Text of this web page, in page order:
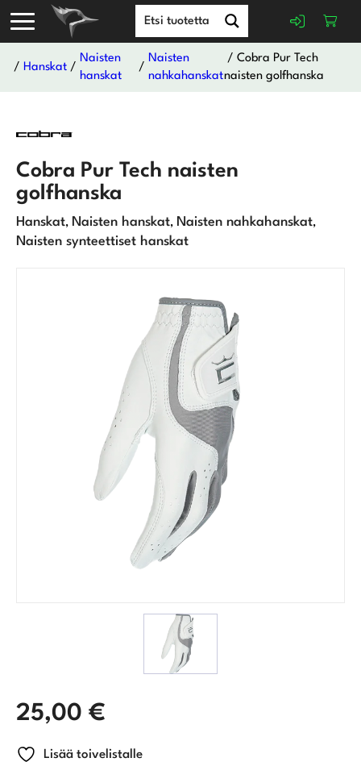
/Hanskat /
Naisten
hanskat
/
Naisten
nahkahanskat
/ Cobra Pur Tech
naisten golfhanska
Cobra Pur Tech naisten
golfhanska
Hanskat, Naisten hanskat, Naisten nahkahanskat,
Naisten synteettiset hanskat
25,00 €
Lisää toivelistalle